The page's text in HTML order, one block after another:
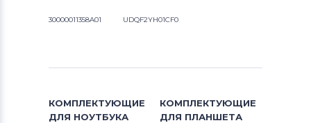
30000011358A01 UDQF2YH01CF0
КОМПЛЕКТУЮЩИЕ
ДЛЯ НОУТБУКА
КОМПЛЕКТУЮЩИЕ
ДЛЯ ПЛАНШЕТА